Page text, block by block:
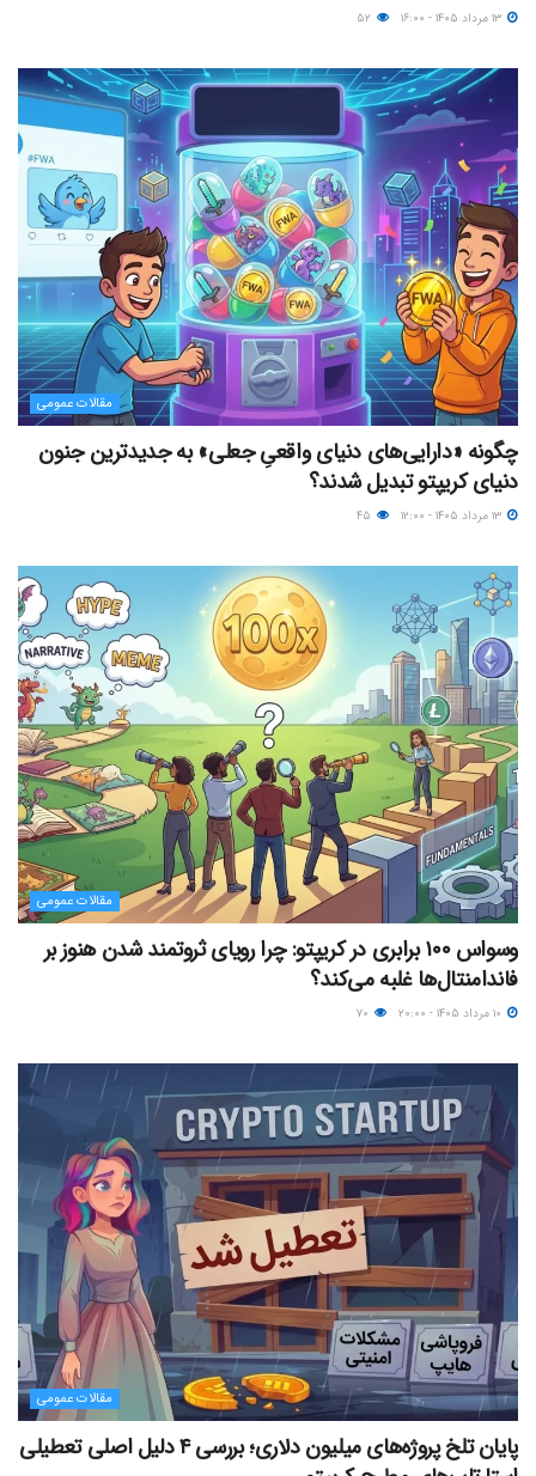
مقالات عمومی
چگونه «دارایی‌های دنیای واقعیِ جعلی» به جدیدترین جنون
دنیای کریپتو تبدیل شدند؟
مقالات عمومی
وسواس ۱۰۰ برابری در کریپتو: چرا رویای ثروتمند شدن هنوز بر
فاندامنتال‌ها غلبه می‌کند؟
مقالات عمومی
پایان تلخ پروژه‌های میلیون دلاری؛ بررسی ۴ دلیل اصلی تعطیلی